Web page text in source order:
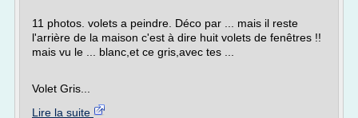
11 photos. volets a peindre. Déco par ... mais il reste
l'arrière de la maison c'est à dire huit volets de fenêtres !!
mais vu le ... blanc,et ce gris,avec tes ...
Volet Gris...
Lire la suite